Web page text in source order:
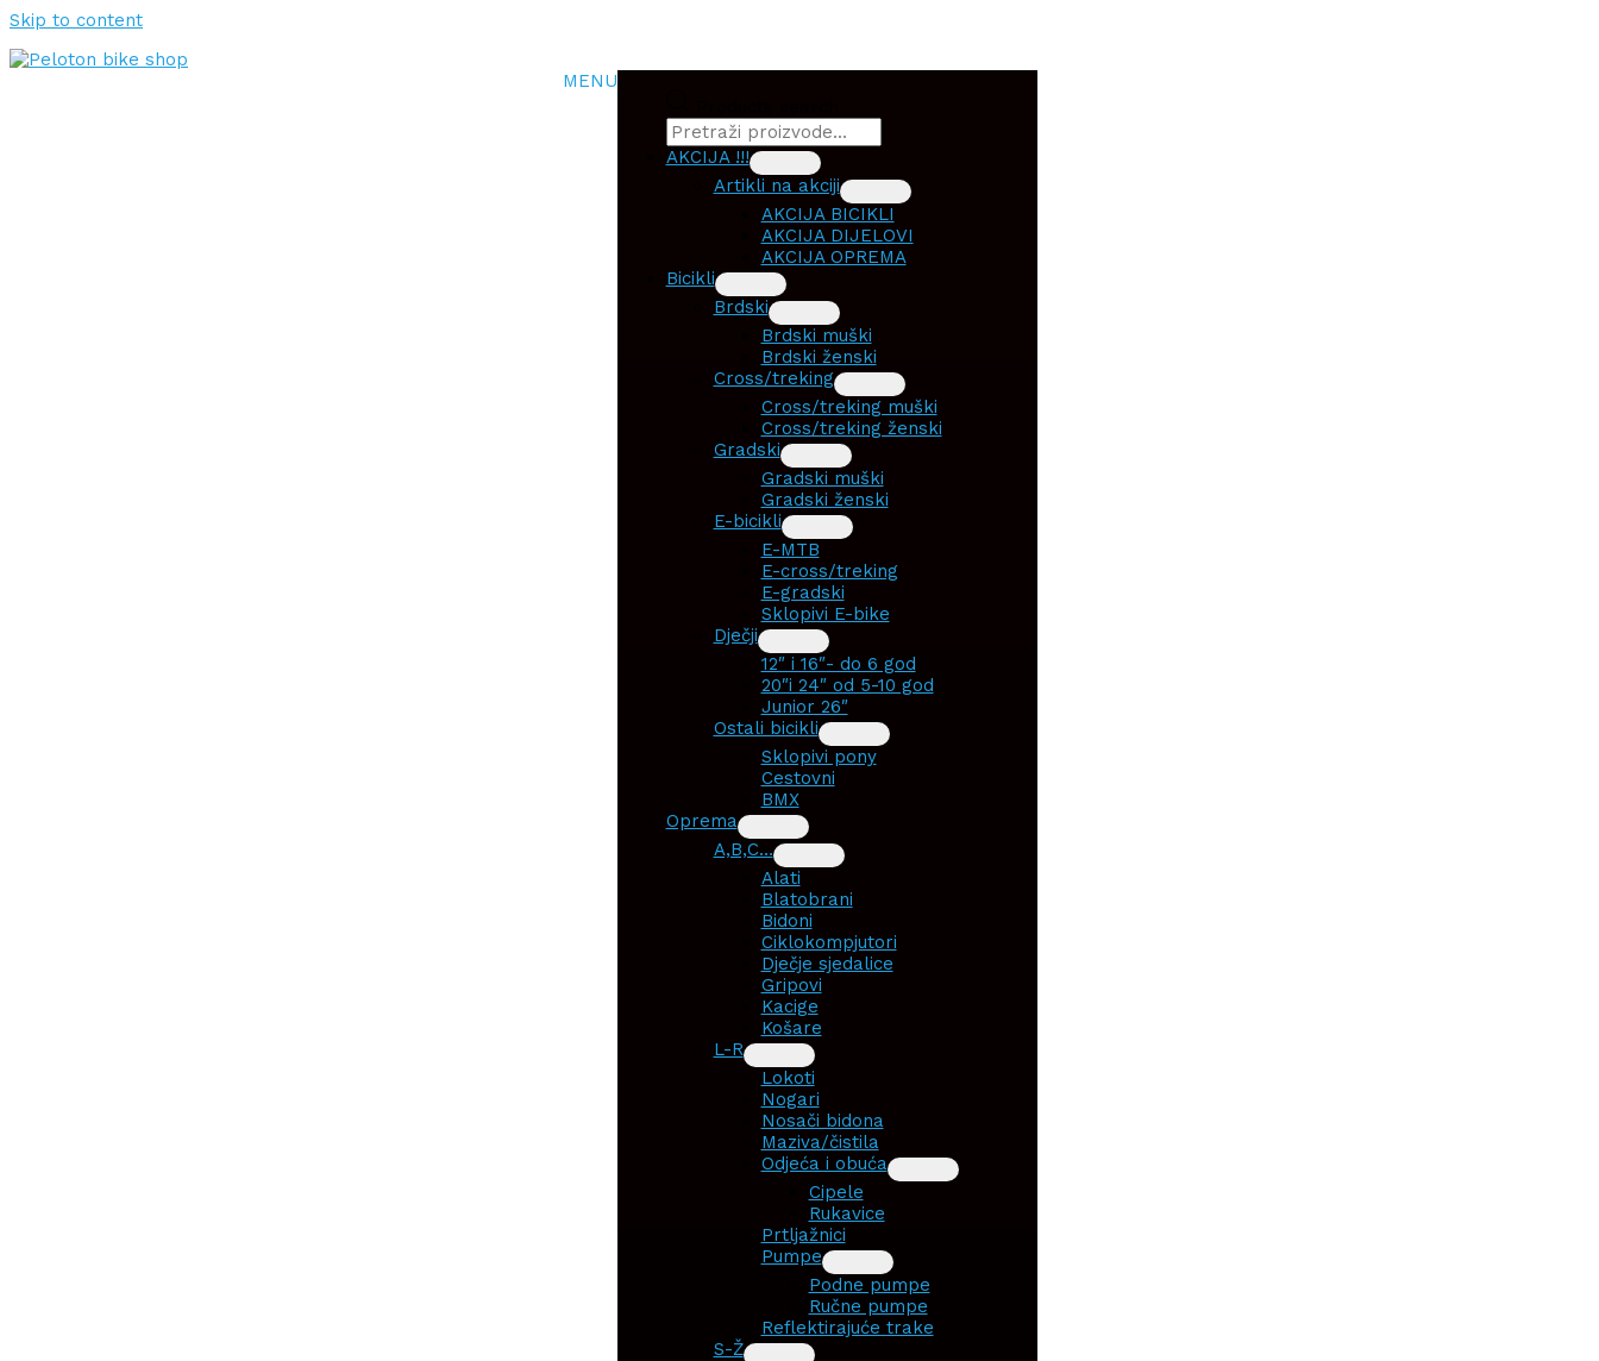
Skip to content
MENU
AKCIJA !!!
Artikli na akciji
AKCIJA BICIKLI
AKCIJA DIJELOVI
AKCIJA OPREMA
Bicikli
Brdski
Brdski muški
Brdski ženski
Cross/treking
Cross/treking muški
Cross/treking ženski
Gradski
Gradski muški
Gradski ženski
E-bicikli
E-MTB
E-cross/treking
E-gradski
Sklopivi E-bike
Dječji
12″ i 16″- do 6 god
20″i 24″ od 5-10 god
Junior 26″
Ostali bicikli
Sklopivi pony
Cestovni
BMX
Oprema
A,B,C…
Alati
Blatobrani
Bidoni
Ciklokompjutori
Dječje sjedalice
Gripovi
Kacige
Košare
L-R
Lokoti
Nogari
Nosači bidona
Maziva/čistila
Odjeća i obuća
Cipele
Rukavice
Prtljažnici
Pumpe
Podne pumpe
Ručne pumpe
Reflektirajuće trake
S-Ž